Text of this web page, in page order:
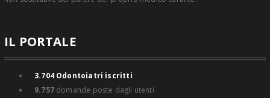
IL PORTALE
3.704Odontoiatri iscritti
9.757domande poste dagli utenti